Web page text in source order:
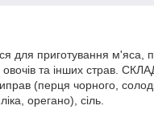
для приготування м'яса,
овочів та інших страв.
(перця чорного,
орегано), сіль.